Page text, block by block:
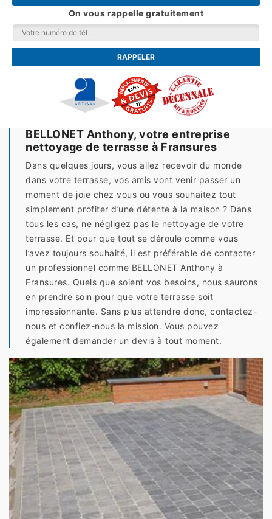
On vous rappelle gratuitement
BELLONET Anthony, votre entreprise
nettoyage de terrasse à Fransures
Dans quelques jours, vous allez recevoir du monde
dans votre terrasse, vos amis vont venir passer un
moment de joie chez vous ou vous souhaitez tout
simplement profiter d’une détente à la maison ? Dans
tous les cas, ne négligez pas le nettoyage de votre
terrasse. Et pour que tout se déroule comme vous
l’avez toujours souhaité, il est préférable de contacter
un professionnel comme BELLONET Anthony à
Fransures. Quels que soient vos besoins, nous saurons
en prendre soin pour que votre terrasse soit
impressionnante. Sans plus attendre donc, contactez-
nous et confiez-nous la mission. Vous pouvez
également demander un devis à tout moment.